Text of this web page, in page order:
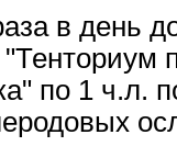
в день
по 1 ч.л.